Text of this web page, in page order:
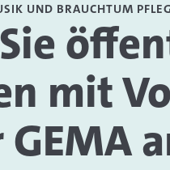
UND BRAUCHTUM
mit